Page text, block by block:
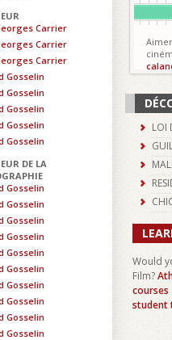
Carrier
Carrier
Carrier
Gosselin
Gosselin
Gosselin
Gosselin
Gosselin
DE LA
Gosselin
Gosselin
Gosselin
Gosselin
Gosselin
Gosselin
Gosselin
Gosselin
Gosselin
Gosselin
LOI
Would
Film?
courses
student